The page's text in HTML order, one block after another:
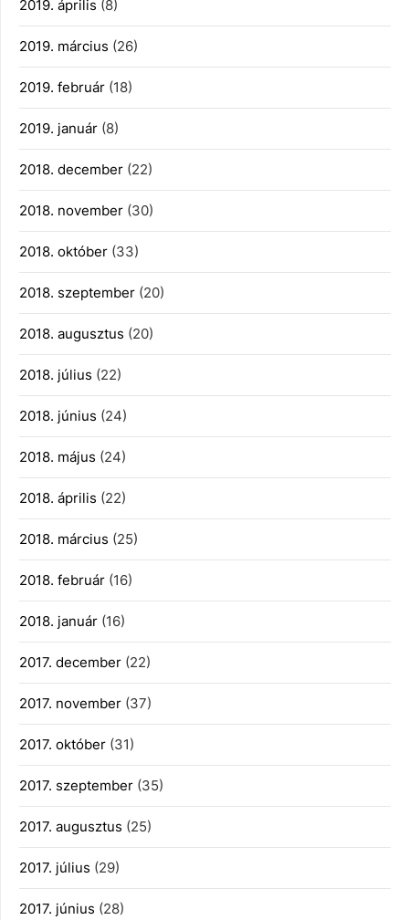
2019. április (8)
2019. március (26)
2019. február (18)
2019. január (8)
2018. december (22)
2018. november (30)
2018. október (33)
2018. szeptember (20)
2018. augusztus (20)
2018. július (22)
2018. június (24)
2018. május (24)
2018. április (22)
2018. március (25)
2018. február (16)
2018. január (16)
2017. december (22)
2017. november (37)
2017. október (31)
2017. szeptember (35)
2017. augusztus (25)
2017. július (29)
2017. június (28)